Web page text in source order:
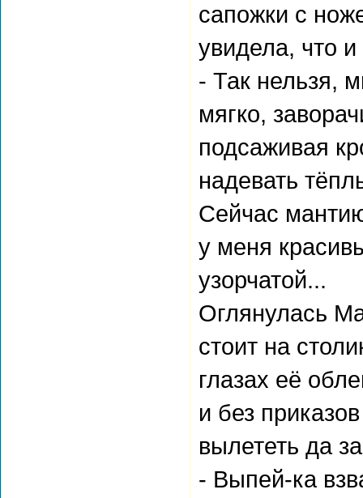
сапожки с
увидела, что
- Так нельзя,
мягко,
подсаживая
надевать
Сейчас
у меня
узорчатой...
Оглянулась
стоит на
глазах её
и без
вылететь да
- Выпей-ка